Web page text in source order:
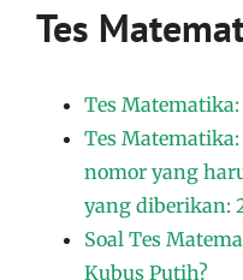
Tes
Tes Matematika:
Tes
nomor yang
yang diberikan:
Soal Tes
Kubus Putih?